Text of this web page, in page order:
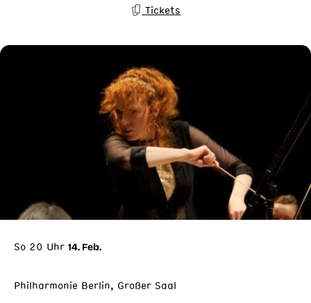
Tickets
So 20 Uhr 14. Feb.
Philharmonie Berlin, Großer Saal